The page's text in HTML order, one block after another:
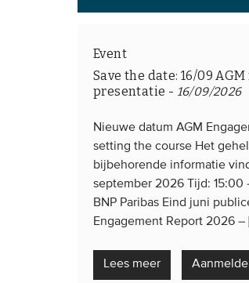
Event
Save the date: 16/09
presentatie - 16/09/2026
Nieuwe datum AGM
setting the course Het
bijbehorende informatie
september 2026 Tijd: 15:00
BNP Paribas Eind juni
Engagement Report 2026 –
Lees meer